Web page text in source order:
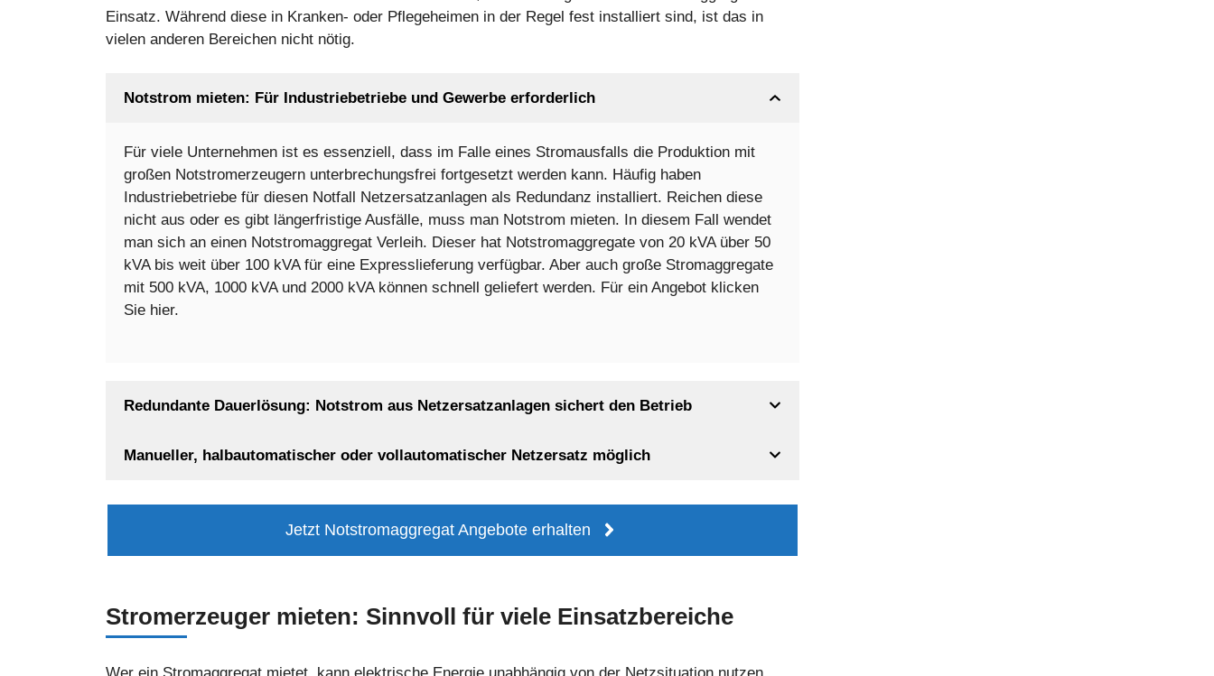
Einsatz. Während diese in Kranken- oder Pflegeheimen in der Regel fest installiert sind, ist das in
vielen anderen Bereichen nicht nötig.
Notstrom mieten: Für Industriebetriebe und Gewerbe erforderlich
Für viele Unternehmen ist es essenziell, dass im Falle eines Stromausfalls die Produktion mit
großen Notstromerzeugern unterbrechungsfrei fortgesetzt werden kann. Häufig haben
Industriebetriebe für diesen Notfall Netzersatzanlagen als Redundanz installiert. Reichen diese
nicht aus oder es gibt längerfristige Ausfälle, muss man Notstrom mieten. In diesem Fall wendet
man sich an einen Notstromaggregat Verleih. Dieser hat Notstromaggregate von 20 kVA über 50
kVA bis weit über 100 kVA für eine Expresslieferung verfügbar. Aber auch große Stromaggregate
mit 500 kVA, 1000 kVA und 2000 kVA können schnell geliefert werden. Für ein Angebot klicken
Sie hier.
Redundante Dauerlösung: Notstrom aus Netzersatzanlagen sichert den Betrieb
Manueller, halbautomatischer oder vollautomatischer Netzersatz möglich
Jetzt Notstromaggregat Angebote erhalten
Stromerzeuger mieten: Sinnvoll für viele Einsatzbereiche
Wer ein Stromaggregat mietet, kann elektrische Energie unabhängig von der Netzsituation nutzen.